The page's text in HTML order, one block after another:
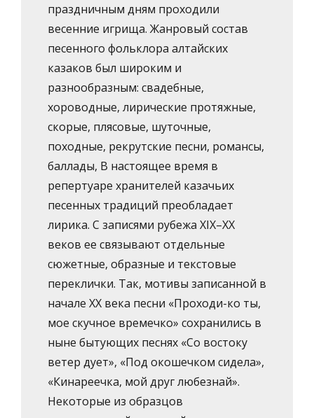
праздничным дням проходили
весенние игрища. Жанровый состав
песенного фольклора алтайских
казаков был широким и
разнообразным: свадебные,
хороводные, лирические протяжные,
скорые, плясовые, шуточные,
походные, рекрутские песни, романсы,
баллады, В настоящее время в
репертуаре хранителей казачьих
песенных традиций преобладает
лирика. С записями рубежа XIX–XX
веков ее связывают отдельные
сюжетные, образные и текстовые
переклички. Так, мотивы записанной в
начале XX века песни «Проходи-ко ты,
мое скучное времечко» сохранились в
ныне бытующих песнях «Со востоку
ветер дует», «Под окошечком сидела»,
«Кинареечка, мой друг любезнай».
Некоторые из образцов